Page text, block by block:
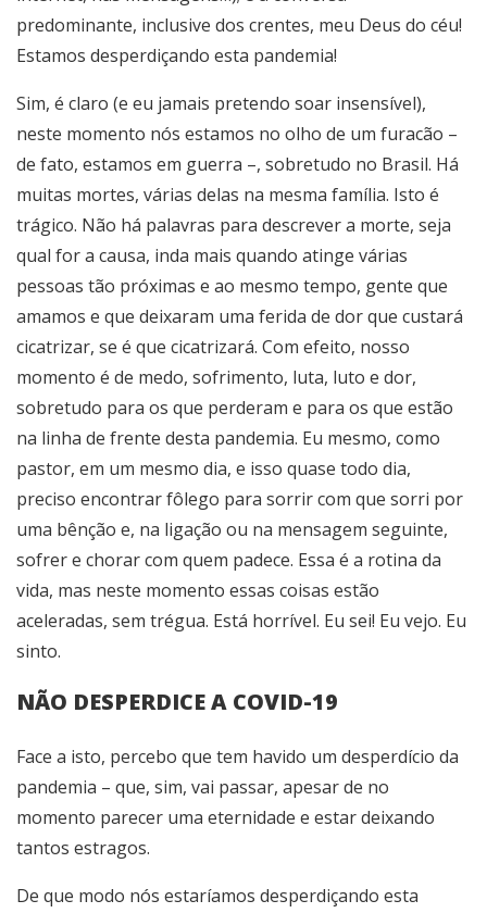
predominante, inclusive dos crentes, meu Deus do céu!
Estamos desperdiçando esta pandemia!
Sim, é claro (e eu jamais pretendo soar insensível),
neste momento nós estamos no olho de um furacão –
de fato, estamos em guerra –, sobretudo no Brasil. Há
muitas mortes, várias delas na mesma família. Isto é
trágico. Não há palavras para descrever a morte, seja
qual for a causa, inda mais quando atinge várias
pessoas tão próximas e ao mesmo tempo, gente que
amamos e que deixaram uma ferida de dor que custará
cicatrizar, se é que cicatrizará. Com efeito, nosso
momento é de medo, sofrimento, luta, luto e dor,
sobretudo para os que perderam e para os que estão
na linha de frente desta pandemia. Eu mesmo, como
pastor, em um mesmo dia, e isso quase todo dia,
preciso encontrar fôlego para sorrir com que sorri por
uma bênção e, na ligação ou na mensagem seguinte,
sofrer e chorar com quem padece. Essa é a rotina da
vida, mas neste momento essas coisas estão
aceleradas, sem trégua. Está horrível. Eu sei! Eu vejo. Eu
sinto.
NÃO DESPERDICE A COVID-19
Face a isto, percebo que tem havido um desperdício da
pandemia – que, sim, vai passar, apesar de no
momento parecer uma eternidade e estar deixando
tantos estragos.
De que modo nós estaríamos desperdiçando esta